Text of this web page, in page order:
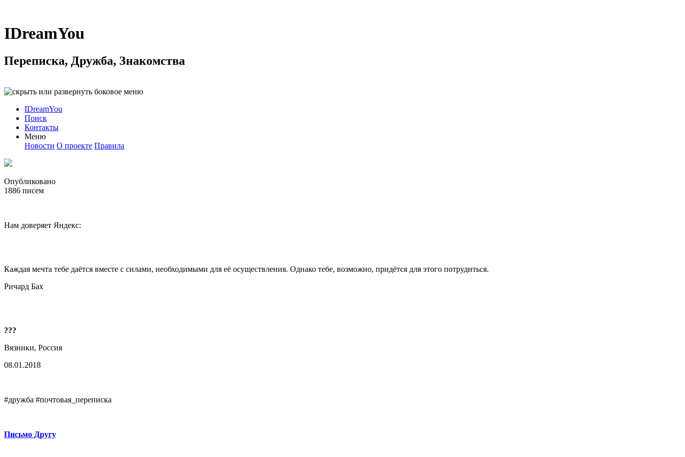
IDreamYou
Переписка, Дружба, Знакомства
IDreamYou
Поиск
Контакты
Меню
Новости О проекте Правила
Опубликовано
1886 писем
Нам доверяет Яндекс:
Каждая мечта тебе даётся вместе с силами, необходимыми для её осуществления. Однако тебе, возможно, придётся для этого потрудиться.
Ричард Бах
???
Вязники, Россия
08.01.2018
#дружба #почтовая_переписка
Письмо Другу